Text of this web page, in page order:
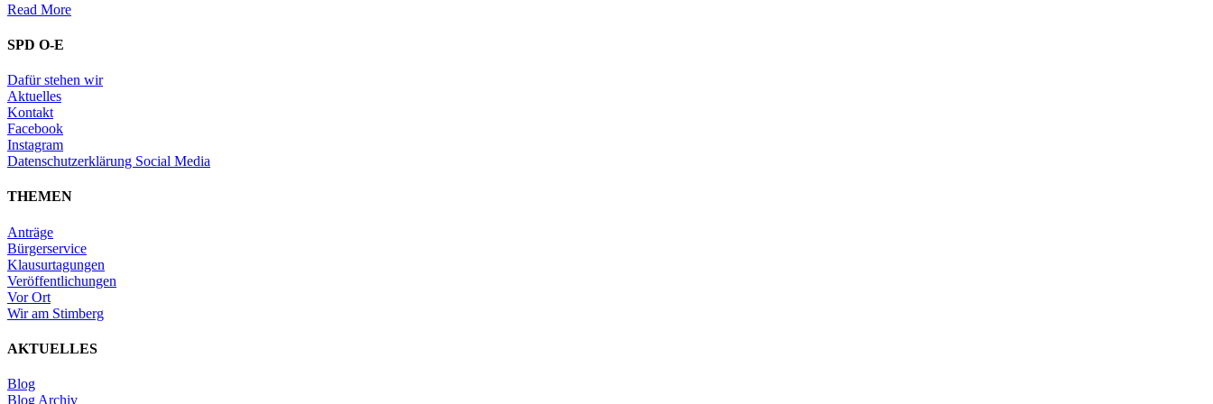
Read More
SPD O-E
Dafür stehen wir
Aktuelles
Kontakt
Facebook
Instagram
Datenschutzerklärung Social Media
THEMEN
Anträge
Bürgerservice
Klausurtagungen
Veröffentlichungen
Vor Ort
Wir am Stimberg
AKTUELLES
Blog
Blog Archiv